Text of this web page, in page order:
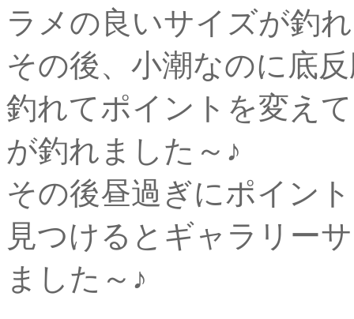
ラメの良いサイズが釣
その後、小潮なのに底
釣れてポイントを変え
が釣れました～♪
その後昼過ぎにポイン
見つけるとギャラリー
ました～♪